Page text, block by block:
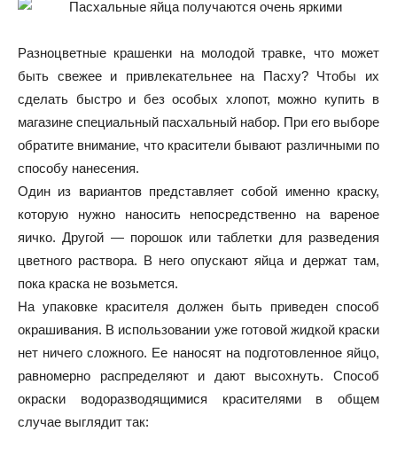
Разноцветные крашенки на молодой травке, что может
быть свежее и привлекательнее на Пасху? Чтобы их
сделать быстро и без особых хлопот, можно купить в
магазине специальный пасхальный набор. При его выборе
обратите внимание, что красители бывают различными по
способу нанесения.
Один из вариантов представляет собой именно краску,
которую нужно наносить непосредственно на вареное
яичко. Другой — порошок или таблетки для разведения
цветного раствора. В него опускают яйца и держат там,
пока краска не возьмется.
На упаковке красителя должен быть приведен способ
окрашивания. В использовании уже готовой жидкой краски
нет ничего сложного. Ее наносят на подготовленное яйцо,
равномерно распределяют и дают высохнуть. Способ
окраски водоразводящимися красителями в общем
случае выглядит так: